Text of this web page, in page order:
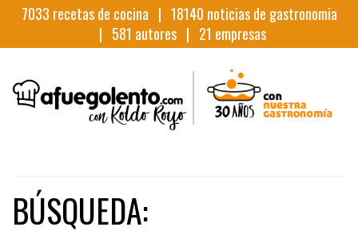
7033 recetas de cocina | 18140 noticias de gastronomia
| 581 autores | 21 empresas
BÚSQUEDA: